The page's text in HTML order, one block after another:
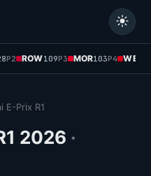
P2 ROW109P3 MOR103P4 WEH
E-Prix R1
2026 ·